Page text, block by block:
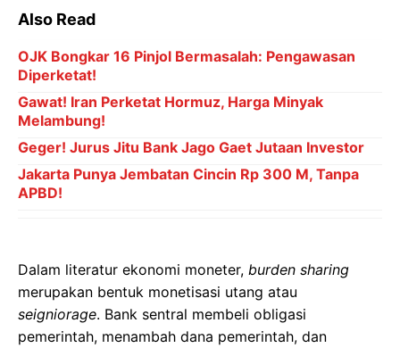
Also Read
OJK Bongkar 16 Pinjol Bermasalah: Pengawasan
Diperketat!
Gawat! Iran Perketat Hormuz, Harga Minyak
Melambung!
Geger! Jurus Jitu Bank Jago Gaet Jutaan Investor
Jakarta Punya Jembatan Cincin Rp 300 M, Tanpa
APBD!
Dalam literatur ekonomi moneter, burden sharing
merupakan bentuk monetisasi utang atau
seigniorage. Bank sentral membeli obligasi
pemerintah, menambah dana pemerintah, dan